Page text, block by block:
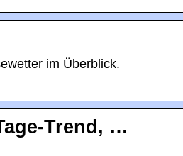
im Überblick.
Trend, …